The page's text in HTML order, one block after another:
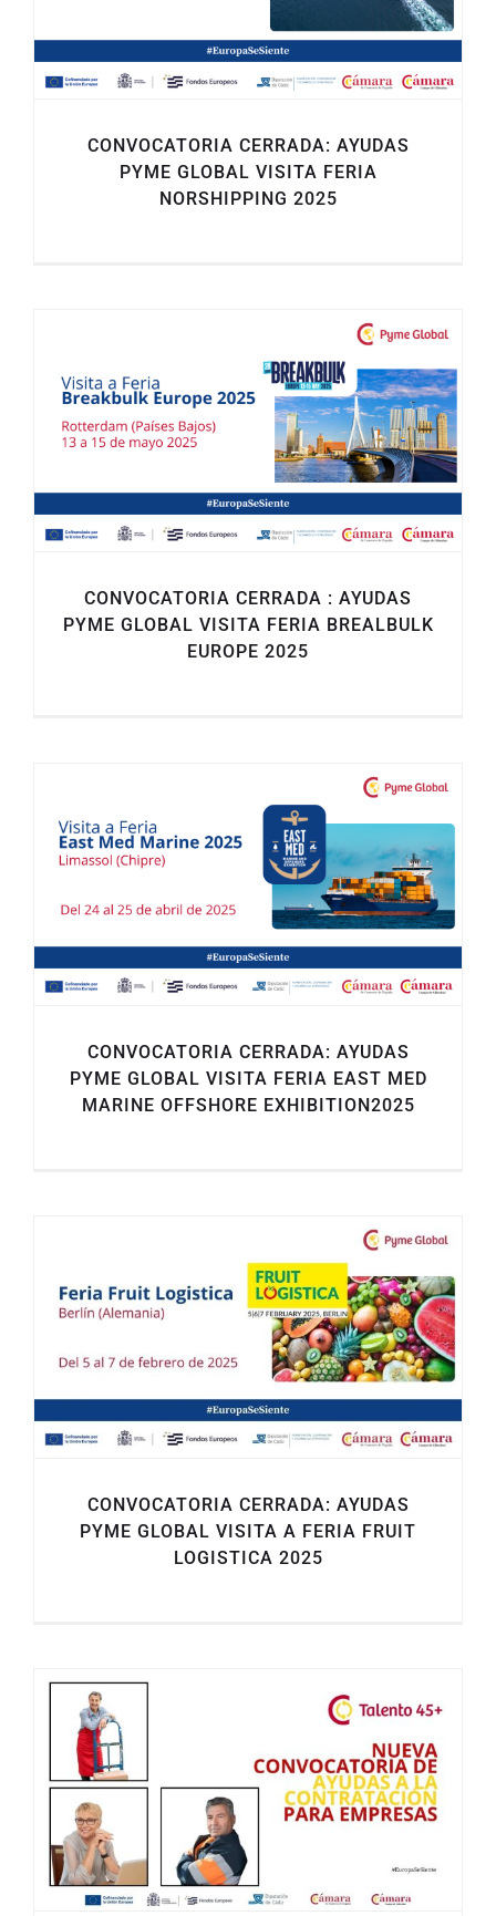
CONVOCATORIA CERRADA: AYUDAS
PYME GLOBAL VISITA FERIA
NORSHIPPING 2025
CONVOCATORIA CERRADA : AYUDAS
PYME GLOBAL VISITA FERIA BREALBULK
EUROPE 2025
CONVOCATORIA CERRADA: AYUDAS
PYME GLOBAL VISITA FERIA EAST MED
MARINE OFFSHORE EXHIBITION2025
CONVOCATORIA CERRADA: AYUDAS
PYME GLOBAL VISITA A FERIA FRUIT
LOGISTICA 2025